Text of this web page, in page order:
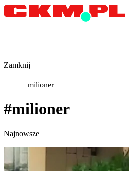
Zamknij
milioner
#milioner
Najnowsze